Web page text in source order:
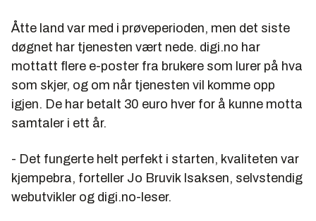
Åtte land var med i prøveperioden, men det siste
døgnet har tjenesten vært nede. digi.no har
mottatt flere e-poster fra brukere som lurer på hva
som skjer, og om når tjenesten vil komme opp
igjen. De har betalt 30 euro hver for å kunne motta
samtaler i ett år.
- Det fungerte helt perfekt i starten, kvaliteten var
kjempebra, forteller Jo Bruvik Isaksen, selvstendig
webutvikler og digi.no-leser.